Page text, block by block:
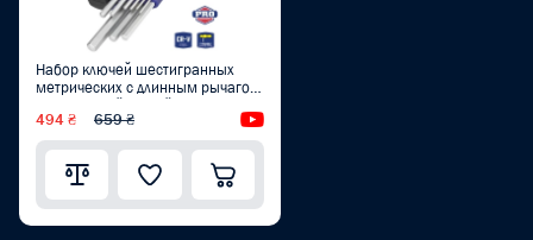
Набор ключей шестигранных
метрических с длинным рычагом
9шт. HEX CR-V PRO WP222027
494 ₴ 659 ₴